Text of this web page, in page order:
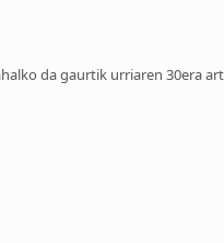
da gaurtik urriaren 30era